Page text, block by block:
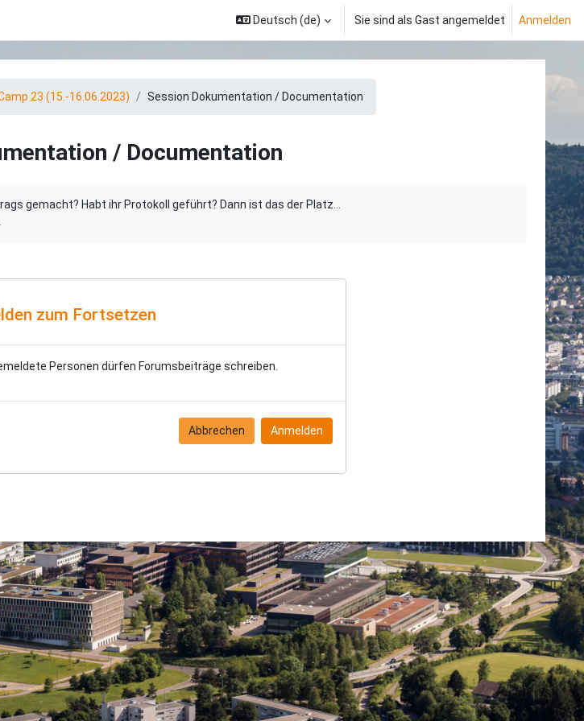
Deutsch ‎(de)‎ Sie sind als Gast angemeldet Anmelden
23 (15.-16.06.2023) Session Dokumentation / Documentation
/ Documentation
gemacht? Habt ihr Protokoll geführt? Dann ist das der Platz...
zum Fortsetzen
Personen dürfen Forumsbeiträge schreiben.
Abbrechen Anmelden